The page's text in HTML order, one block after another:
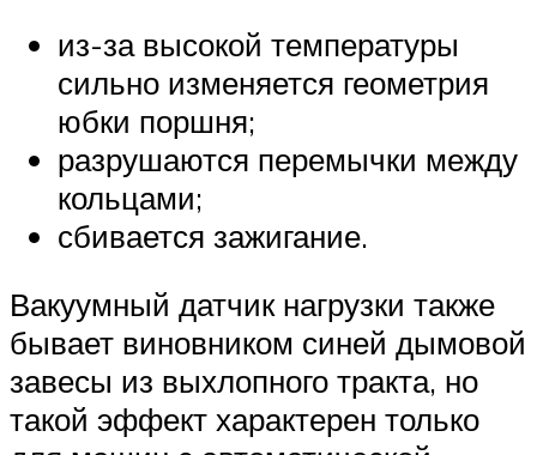
из-за высокой температуры
сильно изменяется геометрия
юбки поршня;
разрушаются перемычки между
кольцами;
сбивается зажигание.
Вакуумный датчик нагрузки также
бывает виновником синей дымовой
завесы из выхлопного тракта, но
такой эффект характерен только